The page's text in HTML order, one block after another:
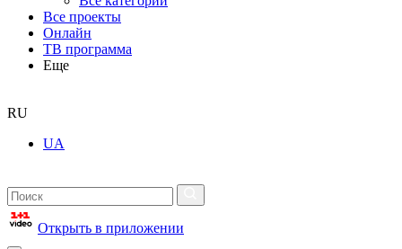
Все проекты
Онлайн
ТВ программа
Еще
RU
UA
Открыть в приложении